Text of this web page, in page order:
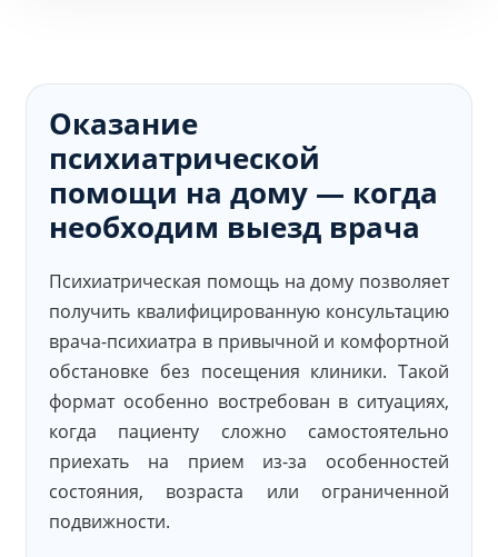
Оказание
психиатрической
помощи на дому — когда
необходим выезд врача
Психиатрическая помощь на дому позволяет
получить квалифицированную консультацию
врача-психиатра в привычной и комфортной
обстановке без посещения клиники. Такой
формат особенно востребован в ситуациях,
когда пациенту сложно самостоятельно
приехать на прием из-за особенностей
состояния, возраста или ограниченной
подвижности.